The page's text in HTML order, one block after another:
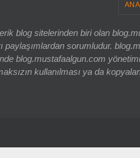
blog sitelerinden biri olan
paylaşımlardan sorumludur.
blog.mustafaalgun.com
kullanılması ya da